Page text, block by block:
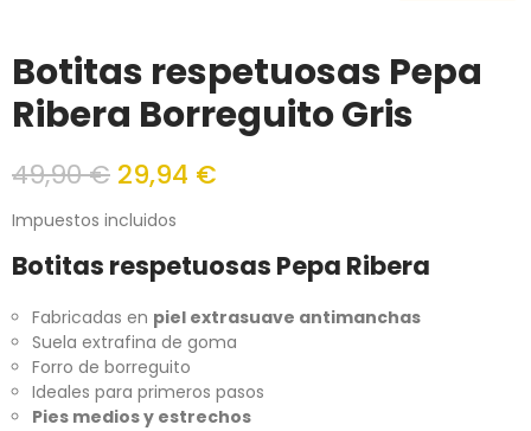
Botitas respetuosas Pepa
Ribera Borreguito Gris
49,90 € 29,94 €
Impuestos incluidos
Botitas respetuosas Pepa Ribera
Fabricadas en piel extrasuave antimanchas
Suela extrafina de goma
Forro de borreguito
Ideales para primeros pasos
Pies medios y estrechos